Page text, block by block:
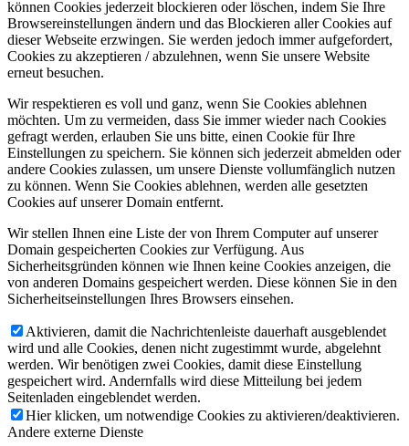
können Cookies jederzeit blockieren oder löschen, indem Sie Ihre
Browsereinstellungen ändern und das Blockieren aller Cookies auf
dieser Webseite erzwingen. Sie werden jedoch immer aufgefordert,
Cookies zu akzeptieren / abzulehnen, wenn Sie unsere Website
erneut besuchen.
Wir respektieren es voll und ganz, wenn Sie Cookies ablehnen
möchten. Um zu vermeiden, dass Sie immer wieder nach Cookies
gefragt werden, erlauben Sie uns bitte, einen Cookie für Ihre
Einstellungen zu speichern. Sie können sich jederzeit abmelden oder
andere Cookies zulassen, um unsere Dienste vollumfänglich nutzen
zu können. Wenn Sie Cookies ablehnen, werden alle gesetzten
Cookies auf unserer Domain entfernt.
Wir stellen Ihnen eine Liste der von Ihrem Computer auf unserer
Domain gespeicherten Cookies zur Verfügung. Aus
Sicherheitsgründen können wie Ihnen keine Cookies anzeigen, die
von anderen Domains gespeichert werden. Diese können Sie in den
Sicherheitseinstellungen Ihres Browsers einsehen.
Aktivieren, damit die Nachrichtenleiste dauerhaft ausgeblendet
wird und alle Cookies, denen nicht zugestimmt wurde, abgelehnt
werden. Wir benötigen zwei Cookies, damit diese Einstellung
gespeichert wird. Andernfalls wird diese Mitteilung bei jedem
Seitenladen eingeblendet werden.
Hier klicken, um notwendige Cookies zu aktivieren/deaktivieren.
Andere externe Dienste